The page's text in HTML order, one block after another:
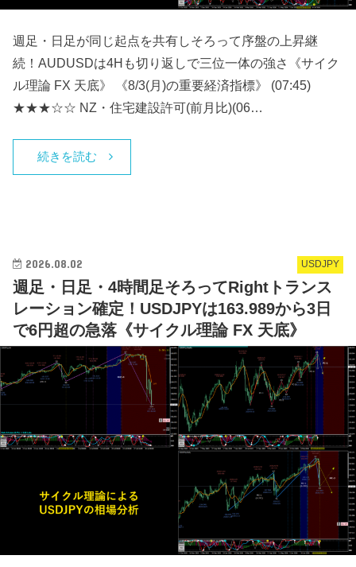
週足・日足が同じ起点を共有しそろって序盤の上昇継
続！AUDUSDは4Hも切り返しで三位一体の強さ《サイク
ル理論 FX 天底》 《8/3(月)の重要経済指標》 (07:45)
★★★☆☆ NZ・住宅建設許可(前月比)(06…
続きを読む
2026.08.02 USDJPY
週足・日足・4時間足そろってRightトランス
レーション確定！USDJPYは163.989から3日
で6円超の急落《サイクル理論 FX 天底》